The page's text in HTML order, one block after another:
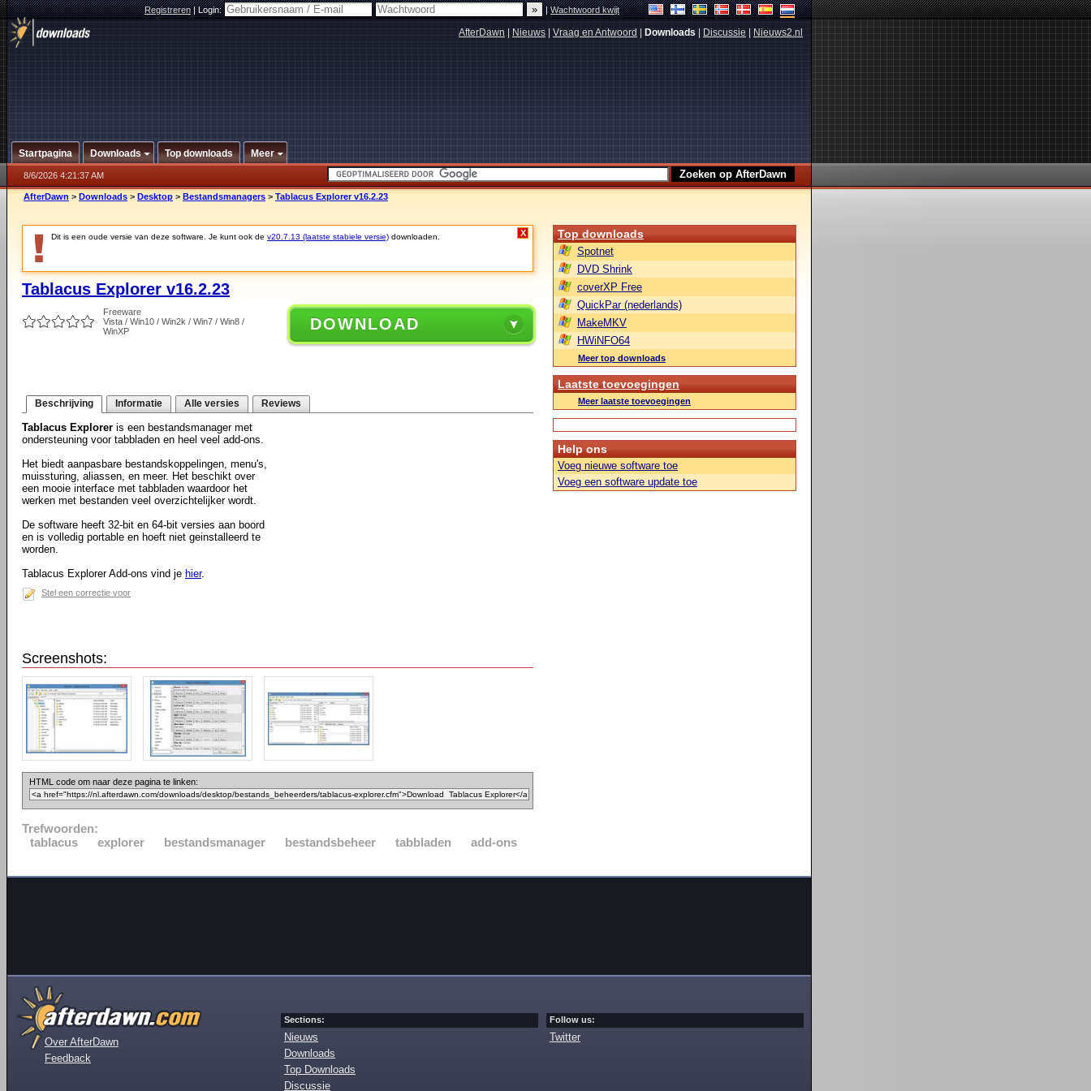
Registreren|Login: |Wachtwoord kwijt
AfterDawn Nieuws Vraag en Antwoord Downloads Discussie Nieuws2.nl
Startpagina Downloads Top downloads Meer
8/6/2026 4:21:37 AM
AfterDawn > Downloads > Desktop > Bestandsmanagers > Tablacus Explorer v16.2.23
Dit is een oude versie van deze software. Je kunt ook de v20.7.13 (laatste stabiele versie) downloaden. X
Tablacus Explorer v16.2.23
Freeware
Vista / Win10 / Win2k / Win7 / Win8 /
WinXP
DOWNLOAD
Beschrijving Informatie Alle versies Reviews
Tablacus Explorer is een bestandsmanager met
ondersteuning voor tabbladen en heel veel add-ons.
Het biedt aanpasbare bestandskoppelingen, menu's,
muissturing, aliassen, en meer. Het beschikt over
een mooie interface met tabbladen waardoor het
werken met bestanden veel overzichtelijker wordt.
De software heeft 32-bit en 64-bit versies aan boord
en is volledig portable en hoeft niet geinstalleerd te
worden.
Tablacus Explorer Add-ons vind je hier.
Stel een correctie voor
Screenshots:
HTML code om naar deze pagina te linken:
Trefwoorden:
tablacus
explorer bestandsmanager bestandsbeheer tabbladen add-ons
Top downloads
Spotnet
DVD Shrink
coverXP Free
QuickPar (nederlands)
MakeMKV
HWiNFO64
Meer top downloads
Laatste toevoegingen
Meer laatste toevoegingen
Help ons
Voeg nieuwe software toe
Voeg een software update toe
Over AfterDawn
Feedback
Sections:
Nieuws
Downloads
Top Downloads
Discussie
Follow us:
Twitter